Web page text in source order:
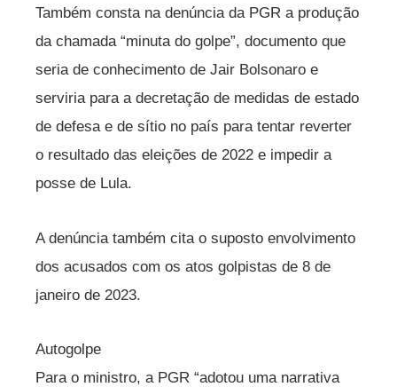
Também consta na denúncia da PGR a produção
da chamada “minuta do golpe”, documento que
seria de conhecimento de Jair Bolsonaro e
serviria para a decretação de medidas de estado
de defesa e de sítio no país para tentar reverter
o resultado das eleições de 2022 e impedir a
posse de Lula.
A denúncia também cita o suposto envolvimento
dos acusados com os atos golpistas de 8 de
janeiro de 2023.
Autogolpe
Para o ministro, a PGR “adotou uma narrativa